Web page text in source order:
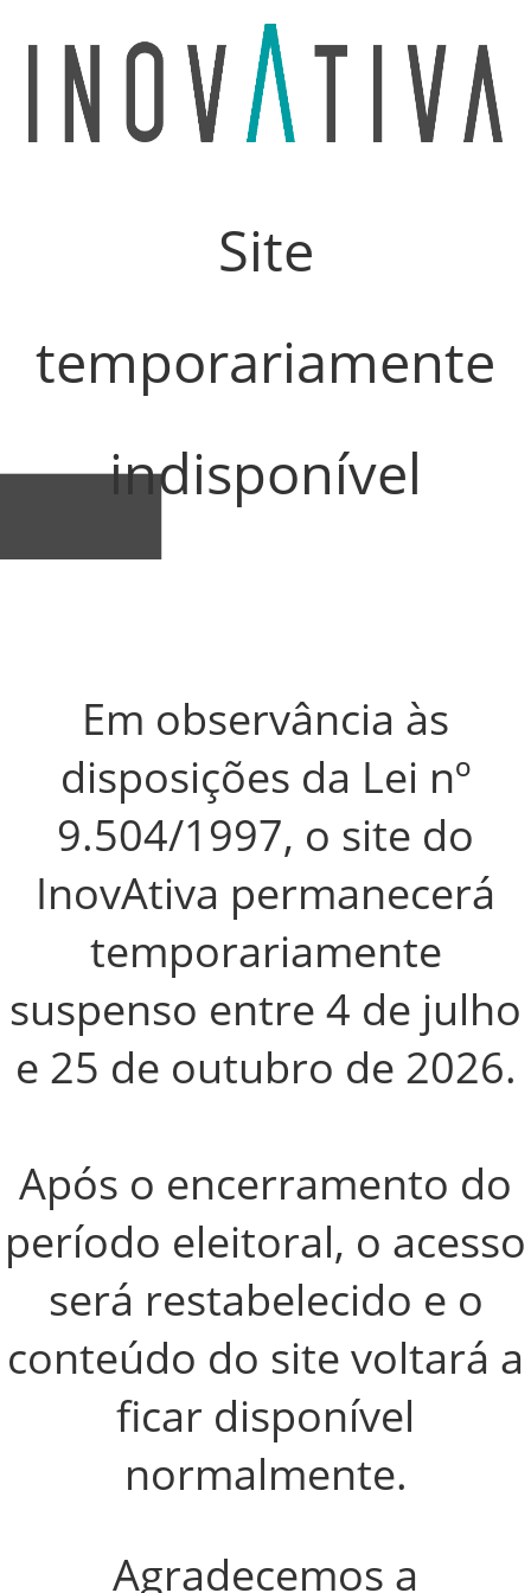
Site
temporariamente
indisponível
Em observância às
disposições da Lei nº
9.504/1997, o site do
InovAtiva permanecerá
temporariamente
suspenso entre 4 de julho
e 25 de outubro de 2026.
Após o encerramento do
período eleitoral, o acesso
será restabelecido e o
conteúdo do site voltará a
ficar disponível
normalmente.
Agradecemos a